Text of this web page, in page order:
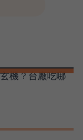
機？台廠吃哪